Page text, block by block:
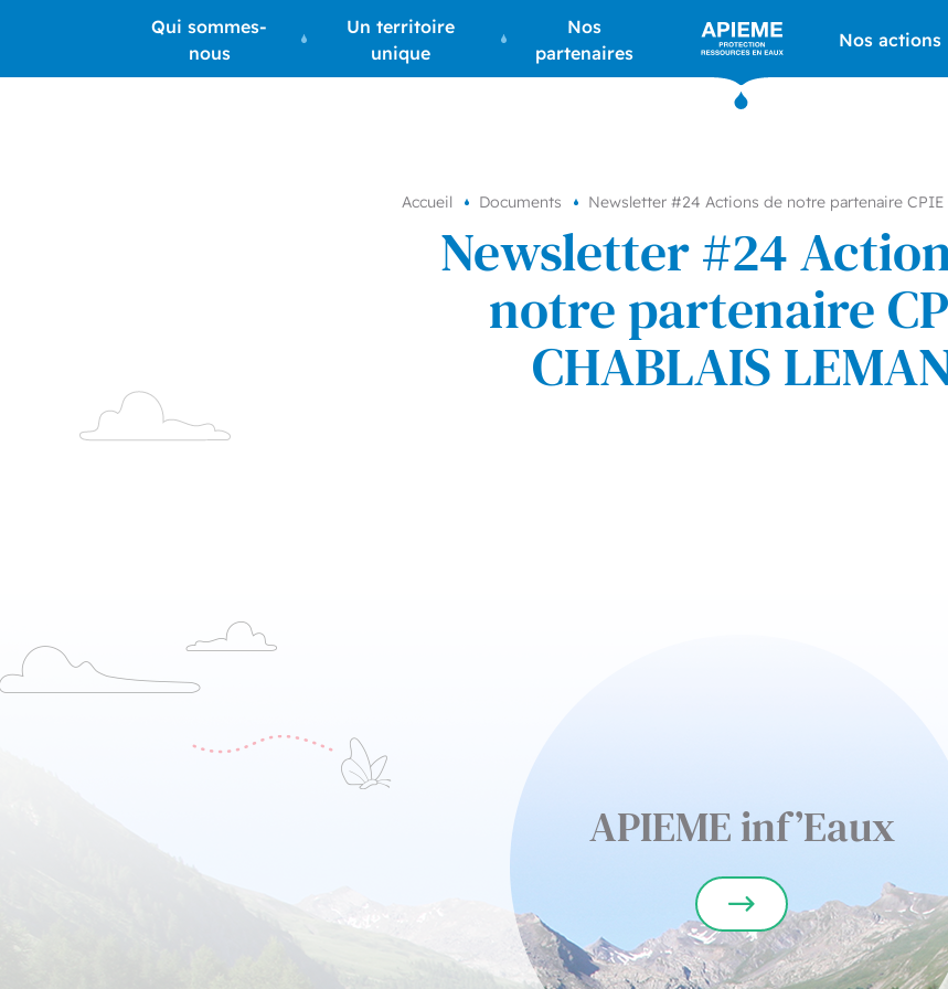
APIEME
:
Association
l’impluvium
eaux
minérales
à
Evian
Qui sommes-
nous
Un territoire
unique
Nos
partenaires
Nos actions
Accueil Documents Newsletter #24 Actions de notre partenaire CPIE
Newsletter #24
notre partenaire
CHABLAIS
APIEME inf’Eaux